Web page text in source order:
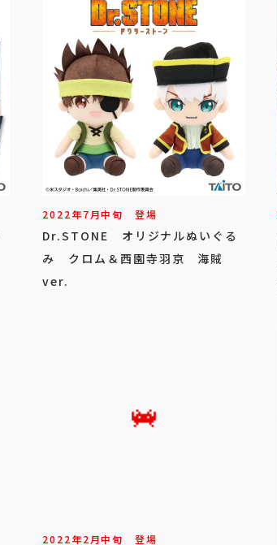
2022年7月中旬 登場
Dr.STONE オリジナルぬいぐる
み クロム＆西園寺羽京 海賊
ver.
2022年2月中旬 登場